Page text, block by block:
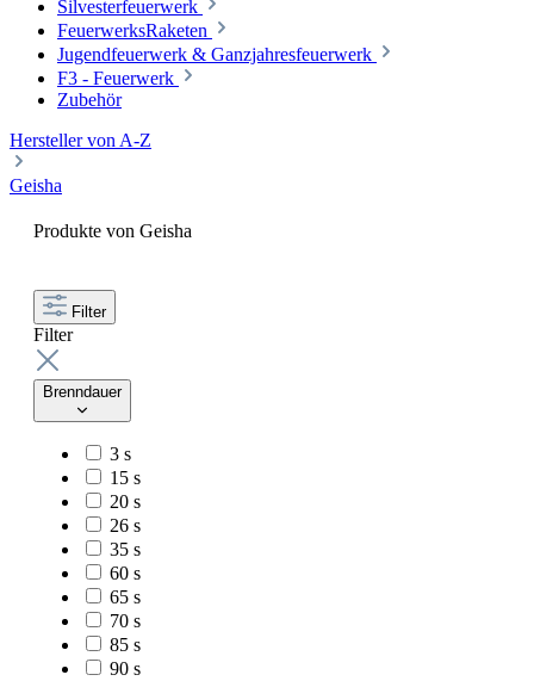
Silvesterfeuerwerk
FeuerwerksRaketen
Jugendfeuerwerk & Ganzjahresfeuerwerk
F3 - Feuerwerk
Zubehör
Hersteller von A-Z
Geisha
Produkte von Geisha
Filter
Filter
Brenndauer
3 s
15 s
20 s
26 s
35 s
60 s
65 s
70 s
85 s
90 s